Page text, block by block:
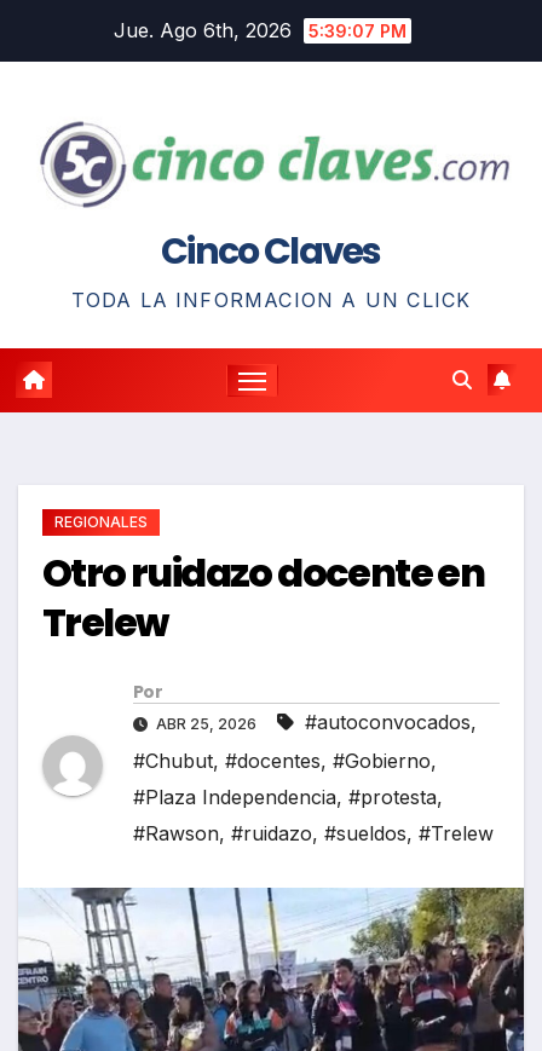
Jue. Ago 6th, 2026 5:39:08 PM
Cinco Claves
TODA LA INFORMACION A UN CLICK
REGIONALES
Otro ruidazo docente en
Trelew
Por
ABR 25, 2026 #autoconvocados,
#Chubut, #docentes, #Gobierno,
#Plaza Independencia, #protesta,
#Rawson, #ruidazo, #sueldos, #Trelew